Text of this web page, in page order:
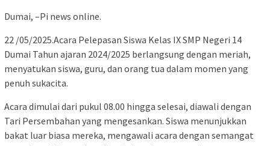
Dumai, –Pi news online.
22 /05/2025.Acara Pelepasan Siswa Kelas IX SMP Negeri 14
Dumai Tahun ajaran 2024/2025 berlangsung dengan meriah,
menyatukan siswa, guru, dan orang tua dalam momen yang
penuh sukacita.
Acara dimulai dari pukul 08.00 hingga selesai, diawali dengan
Tari Persembahan yang mengesankan. Siswa menunjukkan
bakat luar biasa mereka, mengawali acara dengan semangat